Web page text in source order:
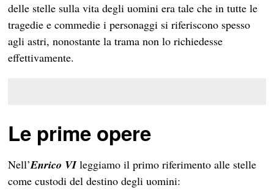
delle stelle sulla vita degli uomini era tale che in tutte le
tragedie e commedie i personaggi si riferiscono spesso
agli astri, nonostante la trama non lo richiedesse
effettivamente.
Le prime opere
Nell’Enrico VIleggiamo il primo riferimento alle stelle
come custodi del destino degli uomini: